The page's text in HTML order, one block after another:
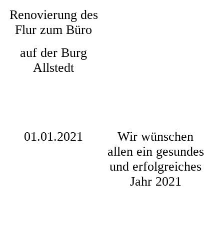
Renovierung des
Flur zum Büro
auf der Burg
Allstedt
01.01.2021
Wir wünschen
allen ein gesundes
und erfolgreiches
Jahr 2021